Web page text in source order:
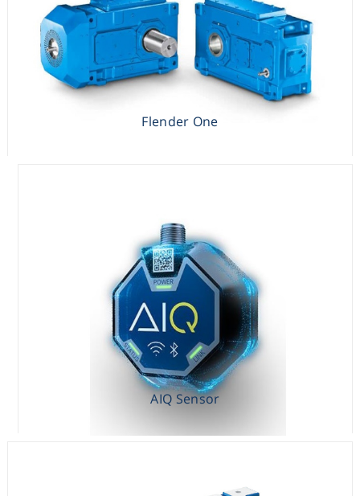
Flender One
AIQ Sensor
Flender One
AIQ Sensor